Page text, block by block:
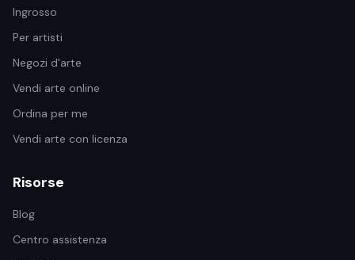
Ingrosso
Per artisti
Negozi d'arte
Vendi arte online
Ordina per me
Vendi arte con licenza
Risorse
Blog
Centro assistenza